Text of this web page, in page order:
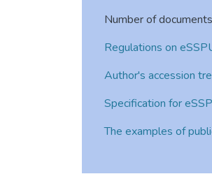
Number of
Regulations on
Author's accession
Specification for
The examples of